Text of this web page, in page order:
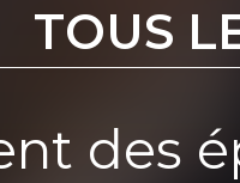
TOUS
des